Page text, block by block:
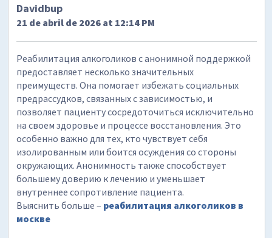
Davidbup
21 de abril de 2026 at 12:14 PM
Реабилитация алкоголиков с анонимной поддержкой
предоставляет несколько значительных
преимуществ. Она помогает избежать социальных
предрассудков, связанных с зависимостью, и
позволяет пациенту сосредоточиться исключительно
на своем здоровье и процессе восстановления. Это
особенно важно для тех, кто чувствует себя
изолированным или боится осуждения со стороны
окружающих. Анонимность также способствует
большему доверию к лечению и уменьшает
внутреннее сопротивление пациента.
Выяснить больше – реабилитация алкоголиков в
москве